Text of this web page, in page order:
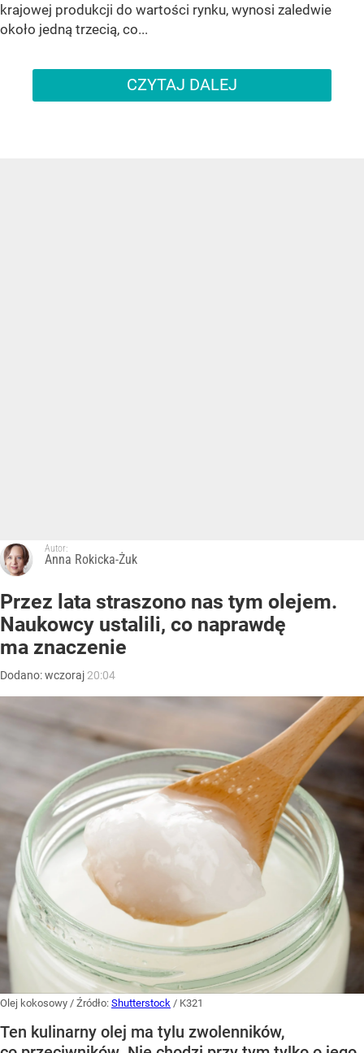
krajowej produkcji do wartości rynku, wynosi zaledwie
około jedną trzecią, co...
CZYTAJ DALEJ
Autor:
Anna Rokicka-Żuk
Przez lata straszono nas tym olejem.
Naukowcy ustalili, co naprawdę
ma znaczenie
Dodano:wczoraj 20:04
Olej kokosowy / Źródło: Shutterstock / K321
Ten kulinarny olej ma tylu zwolenników,